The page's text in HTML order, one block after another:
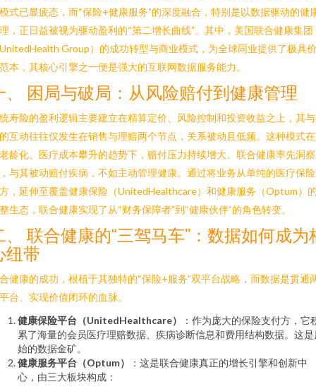
式已显疲态，而“保险+健康服务”的深度融合，特别是以数据驱动的健
，正日益被视为驱动盈利的“第二增长曲线”。其中，美国联合健康集团
Group）的成功转型与商业模式，为全球同业提供了极具
本，其核心引擎之一便是强大的互联网数据服务能力。
、 困局与破局：从风险赔付到健康管理
寿险的盈利逻辑主要建立在精算定价、风险控制和投资收益之上，其
互动往往仅发生在销售与理赔两个节点，关系被动且低频。这种模式
龄化、医疗成本攀升的趋势下，赔付压力持续增大。联合健康率先洞察
与其被动赔付疾病，不如主动管理健康。通过将业务从单纯的医疗保
，延伸至覆盖健康保险（UnitedHealthcare）和健康服务（Optum）
生态，联合健康实现了从“财务保障者”到“健康伙伴”的角色转变。
、 联合健康的“三驾马车”：数据如何成为
纽带
健康的成功，根植于其独特的“保险+服务”双平台战略，而数据是贯通
台、实现价值闭环的血脉。
健康保险平台（UnitedHealthcare）
：作为庞大的保险支付方，它
累了海量的会员医疗理赔数据、疾病诊断信息和费用结构数据。这是
始的数据金矿。
健康服务平台（Optum）
：这是联合健康真正的增长引擎和创新中
心，由三大板块构成：